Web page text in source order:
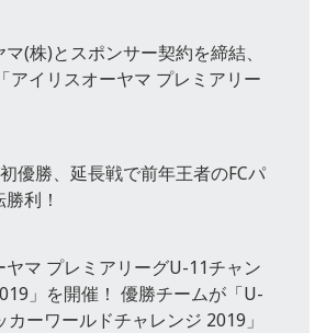
(株)とスポンサー契約を締結、
アイリスオーヤマ プレミアリー
優勝、延長戦で前年王者のFCパ
利！
ヤマ プレミアリーグU-11チャン
」を開催！ 優勝チームが「U-
カーワールドチャレンジ 2019」